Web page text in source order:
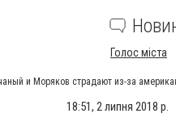
Голос міста
и Моряков страдают из-за
18:51, 2 липня 2018 р.